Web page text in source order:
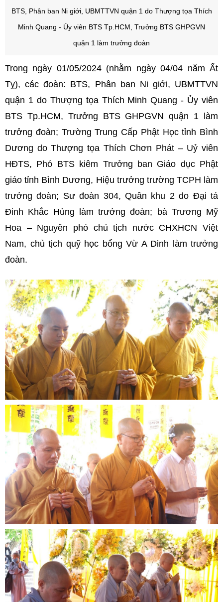
BTS, Phân ban Ni giới, UBMTTVN quận 1 do Thượng tọa Thích
Minh Quang - Ủy viên BTS Tp.HCM, Trưởng BTS GHPGVN
quận 1 làm trưởng đoàn
Trong ngày 01/05/2024 (nhằm ngày 04/04 năm Ất
Tỵ), các đoàn: BTS, Phân ban Ni giới, UBMTTVN
quận 1 do Thượng tọa Thích Minh Quang - Ủy viên
BTS Tp.HCM, Trưởng BTS GHPGVN quận 1 làm
trưởng đoàn; Trường Trung Cấp Phật Học tỉnh Bình
Dương do Thượng tọa Thích Chơn Phát – Uỷ viên
HĐTS, Phó BTS kiêm Trưởng ban Giáo dục Phật
giáo tỉnh Bình Dương, Hiệu trưởng trường TCPH làm
trưởng đoàn; Sư đoàn 304, Quân khu 2 do Đại tá
Đinh Khắc Hùng làm trưởng đoàn; bà Trương Mỹ
Hoa – Nguyên phó chủ tịch nước CHXHCN Việt
Nam, chủ tịch quỹ học bổng Vừ A Dinh làm trưởng
đoàn.